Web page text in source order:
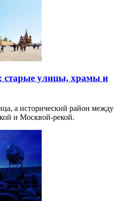
старые улицы, храмы и
а исторический район между
и Москвой-рекой.